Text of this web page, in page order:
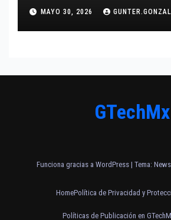
MAYO 30, 2026
GTechMx
Funciona gracias a WordPress | Tema:
HomePolítica de Privacidad y
Políticas de Publicación en